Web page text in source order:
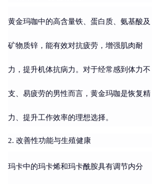
黄金玛咖中的高含量铁、蛋白质、氨基酸及
矿物质锌，能有效对抗疲劳，增强肌肉耐
力，提升机体抗病力。对于经常感到体力不
支、易疲劳的男性而言，黄金玛咖是恢复精
力、提升工作效率的理想选择。
2. 改善性功能与生殖健康
玛卡中的玛卡烯和玛卡酰胺具有调节内分